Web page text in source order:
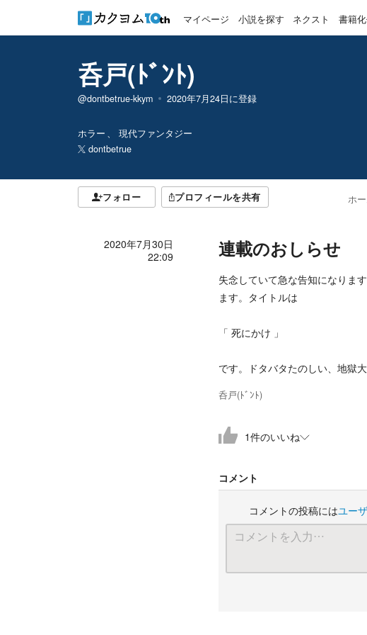
マイページ 小説を探す ネクスト 書籍
呑戸(ﾄﾞﾝﾄ)
@dontbetrue-kkym 2020年7月24日に登録
ホラー
現代ファンタジー
dontbetrue
フォロー プロフィールを共有 ホ
2020年7月30日
22:09
連載のおしらせ
失念していて急な告知になりま
ます。タイトルは
「 死にかけ 」
です。ドタバタたのしい、地獄
呑戸(ﾄﾞﾝﾄ)
1件のいいね
コメント
コメントの投稿にはユー